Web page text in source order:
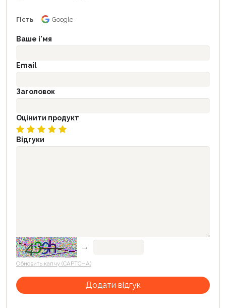
Гість Google
Ваше і'мя
Email
Заголовок
Оцінити продукт
Відгуки
→
Обновить капчу (CAPTCHA)